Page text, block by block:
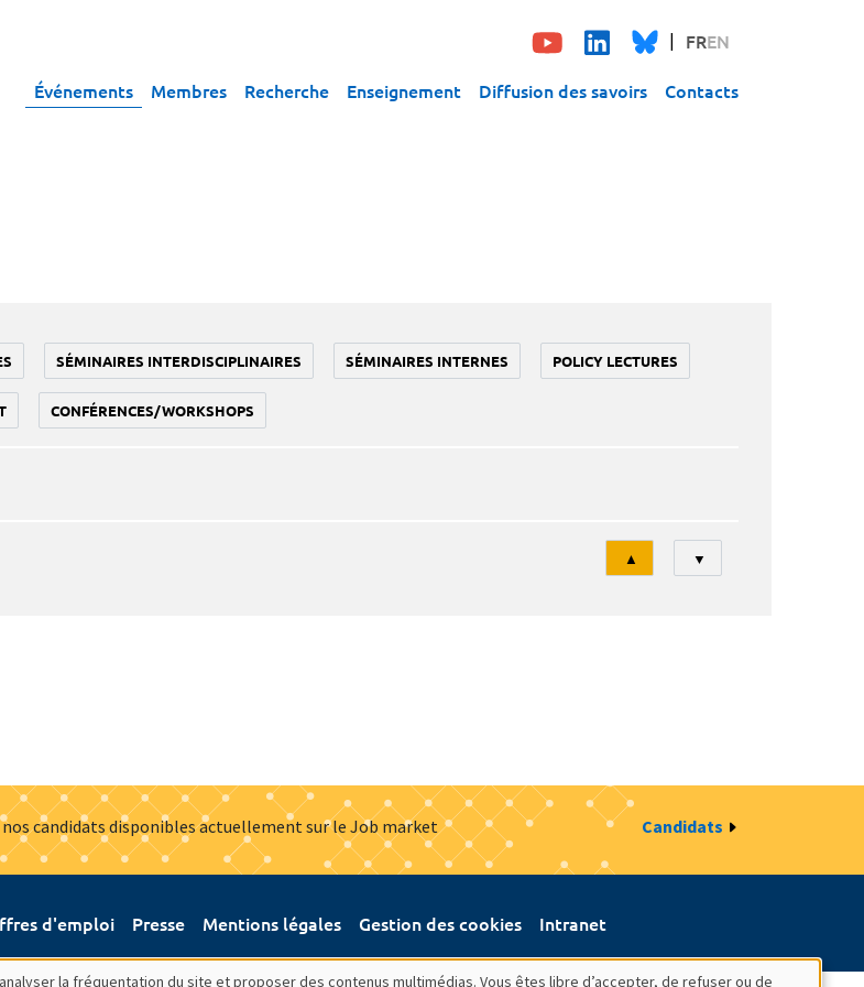
FREN
Événements Membres Recherche Enseignement Diffusion des savoirs Contacts
SÉMINAIRES INTERDISCIPLINAIRES SÉMINAIRES INTERNES POLICY LECTURES
CONFÉRENCES/WORKSHOPS
Tri
▲ ▼
candidats disponibles actuellement sur le Job market Candidats
d'emploi Presse Mentions légales Gestion des cookies Intranet
la fréquentation du site et proposer des contenus multimédias. Vous êtes libre d’accepter, de refuser ou de